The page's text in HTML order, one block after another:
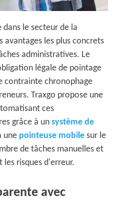
le secteur de la
avantages les plus concrets
administratives. Le
légale de pointage
contrainte chronophage
Traxgo propose une
ces
grâce à unsystème de
une pointeuse mobile sur le
de tâches manuelles et
risques d'erreur.
avec